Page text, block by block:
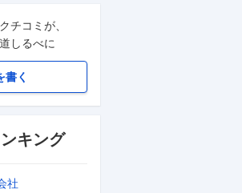
チコミが、
しるべに
書く
キング
社